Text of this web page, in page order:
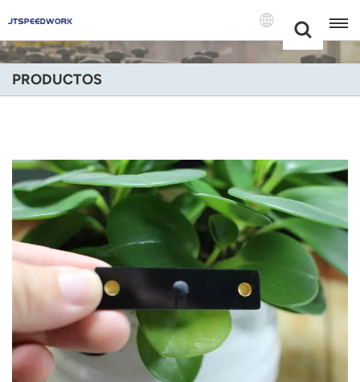
+86 -18681515767
English
Deutsch
Русский
Italiano
Português
Nederland
PRODUCTOS